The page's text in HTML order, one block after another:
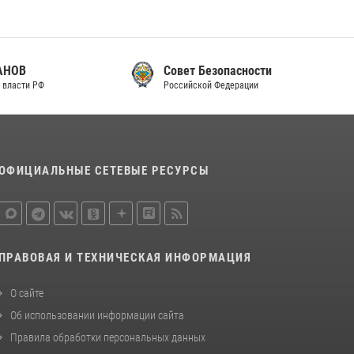
30 июля 2026, 08:00 1
В Челябинске росгвардейцы задержали
злоумышленников, напавших на бригаду
конференция по обобщению боевого опыта
Совет Безопасности
Российской Федерации
СЕТЕВЫЕ РЕСУРСЫ
ПРАВОВАЯ И ТЕХНИЧЕСКАЯ ИНФОРМАЦИЯ
О сайте
Об использовании информации сайта
Правила обработки персональных данных